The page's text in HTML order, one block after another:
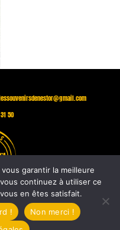
50
Nestor - Mentions légales
garantir la meilleure
continuez à utiliser ce
en êtes satisfait.
!
Non merci !